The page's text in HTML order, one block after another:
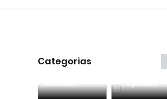
Categorias
Entrevistas Análises